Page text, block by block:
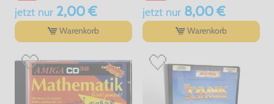
jetzt nur2,00 €
Warenkorb
jetzt nur8,00 €
Warenkorb